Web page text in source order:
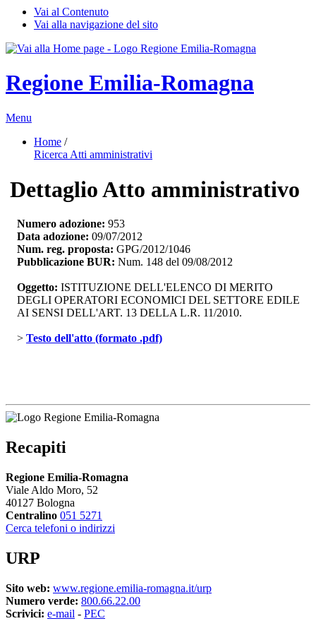
Vai al Contenuto
Vai alla navigazione del sito
Regione Emilia-Romagna
Menu
Home /
Ricerca Atti amministrativi
Dettaglio Atto amministrativo
Numero adozione: 953
Data adozione: 09/07/2012
Num. reg. proposta: GPG/2012/1046
Pubblicazione BUR: Num. 148 del 09/08/2012
Oggetto: ISTITUZIONE DELL'ELENCO DI MERITO
DEGLI OPERATORI ECONOMICI DEL SETTORE EDILE
AI SENSI DELL'ART. 13 DELLA L.R. 11/2010.
> Testo dell'atto (formato .pdf)
Recapiti
Regione Emilia-Romagna
Viale Aldo Moro, 52
40127 Bologna
Centralino 051 5271
Cerca telefoni o indirizzi
URP
Sito web: www.regione.emilia-romagna.it/urp
Numero verde: 800.66.22.00
Scrivici: e-mail - PEC